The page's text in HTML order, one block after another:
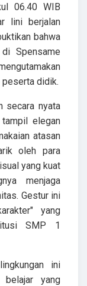
06.40 WIB
lini berjalan
bahwa
Spensame
peserta didik.
secara nyata
elegan
atasan
oleh para
yang kuat
menjaga
Gestur ini
yang
SMP 1
ini
belajar yang